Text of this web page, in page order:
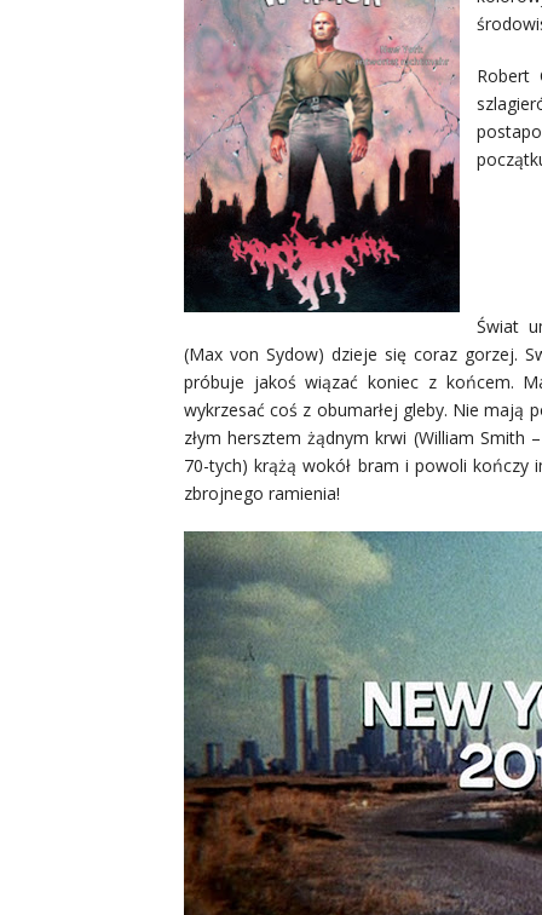
Robert
Świat
(Max von Sydow) dzieje się coraz gorzej.
próbuje jakoś wiązać koniec z końcem.
wykrzesać coś z obumarłej gleby. Nie mają
złym hersztem żądnym krwi (William Smith
70-tych) krążą wokół bram i powoli kończy
zbrojnego ramienia!